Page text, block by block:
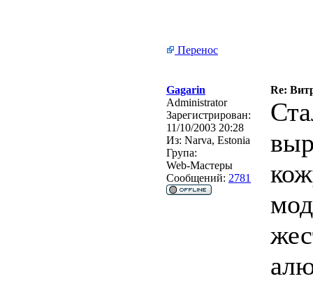
Перенос
Gagarin
Re:
Administrator
Зарегистрирован:
11/10/2003 20:28
Из: Narva, Estonia
Група:
Web-Мастеры
Сообщений: 2781